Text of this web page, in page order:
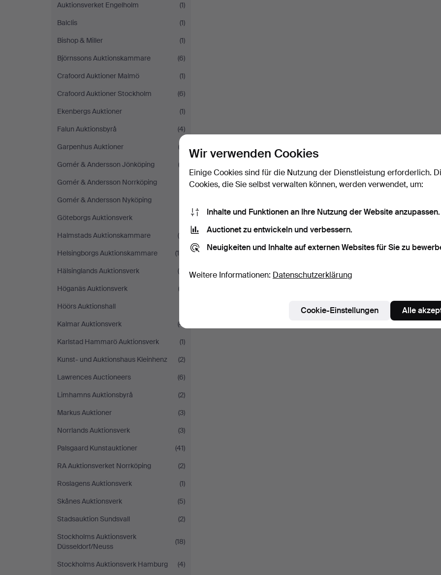
Auktionsverket Engelholm
(1)
Balclis
(1)
Bishop & Miller
(1)
Björnssons Auktionskammare
(6)
Crafoord Auktioner Malmö
(1)
Crafoord Auktioner Stockholm
(6)
Ekenbergs Auktioner
(1)
Falun Auktionsbyrå
(4)
Garpenhus Auktioner
(3)
Gomér & Andersson Jönköping
(2)
Gomér & Andersson Norrköping
Gomér & Andersson Nyköping
Göteborgs Auktionsverk
Halmstads Auktionskammare
(8)
Helsingborgs Auktionskammare
(16)
Hälsinglands Auktionsverk
(4)
Höganäs Auktionsverk
(2)
Höörs Auktionshall
Kalmar Auktionsverk
(4)
Karlstad Hammarö Auktionsverk
(1)
Kunst- und Auktionshaus Kleinhenz
(2)
Lawrences Auctioneers
(6)
Limhamns Auktionsbyrå
(2)
Markus Auktioner
(3)
Norrlands Auktionsverk
(3)
Palsgaard Kunstauktioner
(41)
RA Auktionsverket Norrköping
(2)
Roslagens Auktionsverk
(1)
Skånes Auktionsverk
(5)
Stadsauktion Sundsvall
(2)
Stockholms Auktionsverk
Düsseldorf/Neuss
(18)
Stockholms Auktionsverk Hamburg
(4)
Wir verwenden Cookies
Einige Cookies sind für die Nutzung der Dienstleistung erforderlich.
Cookies, die Sie selbst verwalten können, werden verwendet, um:
Inhalte und Funktionen an Ihre Nutzung der Website anzupassen.
Auctionet zu entwickeln und verbessern.
Neuigkeiten und Inhalte auf externen Websites für Sie zu
Weitere Informationen: Datenschutzerklärung
Cookie-Einstellungen Alle